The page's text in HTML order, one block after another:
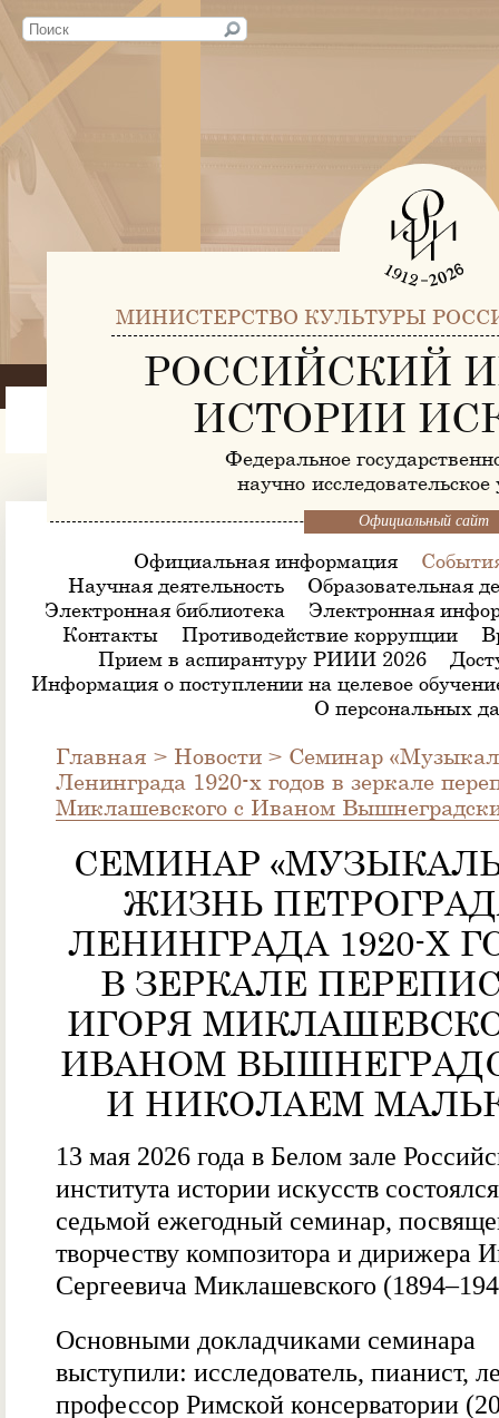
МИНИСТЕРСТВО КУЛЬТУРЫ
РОССИЙСКИЙ
ИСТОРИИ
Федеральное
научно-
Официальный сайт
Официальная информация
Научная деятельность
Образовательная
Электронная библиотека
Электронная
Контакты
Противодействие коррупции
Прием в аспирантуру РИИИ 2026
Информация о поступлении на целевое
О персональных
Главная > Новости > Семинар
Ленинграда 1920-х годов в зеркале
Миклашевского с Иваном
СЕМИНАР
ЖИЗНЬ
ЛЕНИНГРАДА 1920-Х
В ЗЕРКАЛЕ
ИГОРЯ
ИВАНОМ
И НИКОЛАЕМ
13 мая 2026 года в Белом зале
института истории искусств состоялся
седьмой ежегодный семинар,
творчеству композитора и дирижера
Сергеевича Миклашевского
Основными докладчиками семинара
выступили: исследователь, пианист,
профессор Римской консерватории